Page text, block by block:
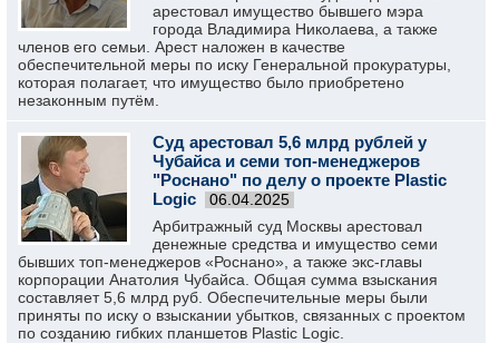
арестовал имущество бывшего мэра
города Владимира Николаева, а также
членов его семьи. Арест наложен в качестве
обеспечительной меры по иску Генеральной прокуратуры,
которая полагает, что имущество было приобретено
незаконным путём.
Суд арестовал 5,6 млрд рублей у
Чубайса и семи топ-менеджеров
"Роснано" по делу о проекте Plastic
Logic
06.04.2025
Арбитражный суд Москвы арестовал
денежные средства и имущество семи
бывших топ-менеджеров «Роснано», а также экс-главы
корпорации Анатолия Чубайса. Общая сумма взыскания
составляет 5,6 млрд руб. Обеспечительные меры были
приняты по иску о взыскании убытков, связанных с проектом
по созданию гибких планшетов Plastic Logic.